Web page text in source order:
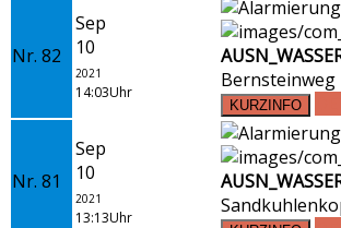
Nr. 82
Sep
10
2021
14:03Uhr
Bernsteinweg
Nr. 81
Sep
10
2021
13:13Uhr